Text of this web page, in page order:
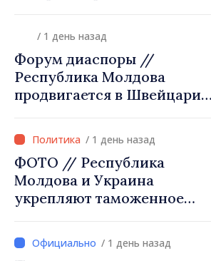
утвердил окончательное
решение
/ 1 день назад
Форум диаспоры //
Республика Молдова
продвигается в Швейцарии
и экспорт
/ 1 день назад
ФОТО // Республика
Молдова и Украина
укрепляют таможенное
обеспечения безопасности
границы и европейской
/ 1 день назад